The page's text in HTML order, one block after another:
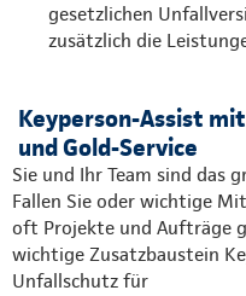
gesetzlichen
zusätzlich die
Keyperson-Assist
und Gold-Service
Sie und Ihr Team sind das
Fallen Sie oder wichtige
oft Projekte und Aufträge
wichtige Zusatzbaustein
Unfallschutz für